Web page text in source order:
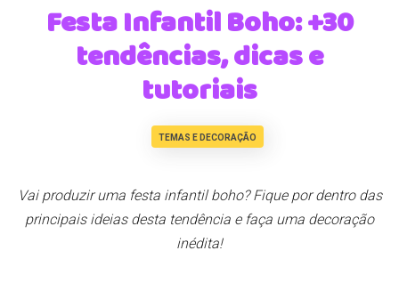
Festa Infantil Boho: +30
tendências, dicas e
tutoriais
TEMAS E DECORAÇÃO
Vai produzir uma festa infantil boho? Fique por dentro das
principais ideias desta tendência e faça uma decoração
inédita!